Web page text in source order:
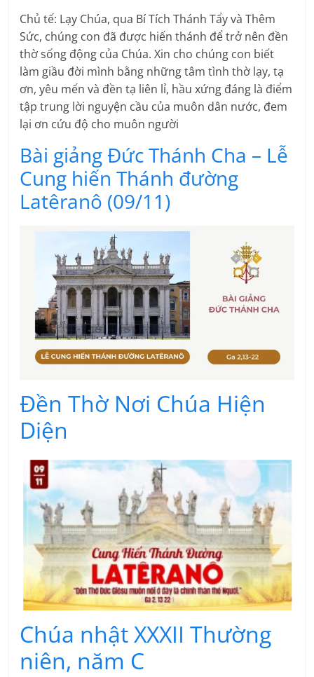
Chủ tế: Lạy Chúa, qua Bí Tích Thánh Tẩy và Thêm
Sức, chúng con đã được hiến thánh để trở nên đền
thờ sống động của Chúa. Xin cho chúng con biết
làm giầu đời mình bằng những tâm tình thờ lạy, tạ
ơn, yêu mến và đền tạ liên lỉ, hầu xứng đáng là điểm
tập trung lời nguyện cầu của muôn dân nước, đem
lại ơn cứu độ cho muôn người
Bài giảng Đức Thánh Cha – Lễ
Cung hiến Thánh đường
Latêranô (09/11)
Đền Thờ Nơi Chúa Hiện
Diện
Chúa nhật XXXII Thường
niên, năm C